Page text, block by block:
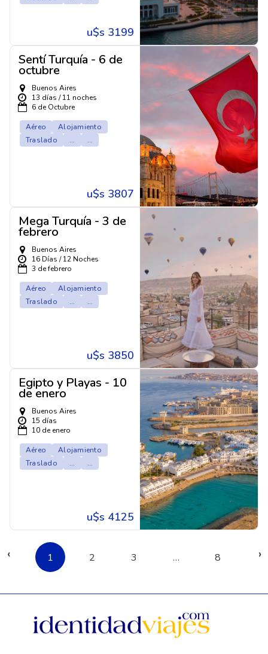
u$s 3199
Sentí Turquía - 6 de
octubre
Buenos Aires
13 días / 11 noches
6 de Octubre
Aéreo
Alojamiento
Traslado
... ...
u$s 3807
Mega Turquía - 3 de
febrero
Buenos Aires
16 Días / 12 Noches
3 de febrero
Aéreo
Alojamiento
Traslado
... ...
u$s 3850
Egipto y Playas - 10
de enero
Buenos Aires
15 días
10 de enero
Aéreo
Alojamiento
Traslado
... ...
u$s 4125
‹ 1 2 3 … 8 ›